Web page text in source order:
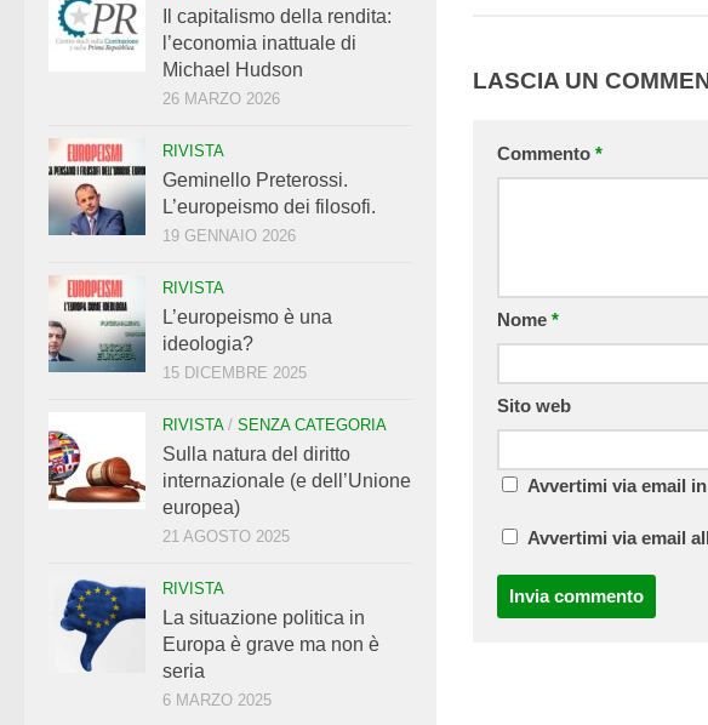
LASCIA UN
Commento *
Nome *
Sito web
Avvertimi via email
Avvertimi via email
Il capitalismo della rendita:
l’economia inattuale di
Michael Hudson
26 MARZO 2026
RIVISTA
Geminello Preterossi.
L’europeismo dei filosofi.
19 GENNAIO 2026
RIVISTA
L’europeismo è una
ideologia?
15 DICEMBRE 2025
RIVISTA/ SENZA CATEGORIA
Sulla natura del diritto
internazionale (e dell’Unione
europea)
21 AGOSTO 2025
RIVISTA
La situazione politica in
Europa è grave ma non è
seria
6 MARZO 2025